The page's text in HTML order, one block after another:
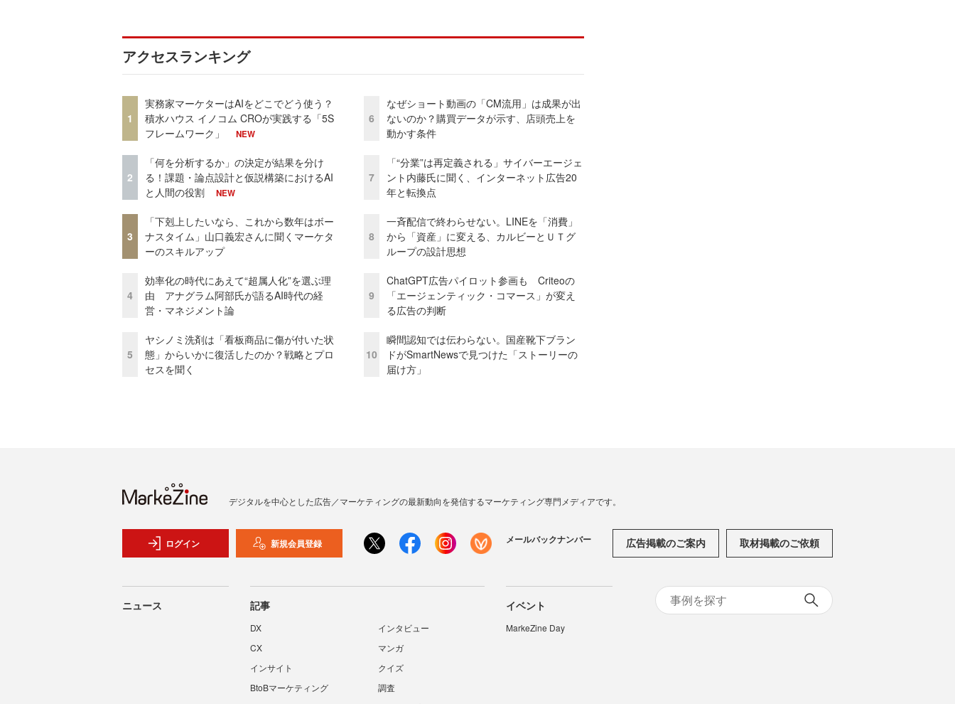
アクセスランキング
1
実務家マーケターはAIをどこでどう使う？
積水ハウス イノコム CROが実践する「5S
フレームワーク」
NEW
2
「何を分析するか」の決定が結果を分け
る！課題・論点設計と仮説構築におけるAI
と人間の役割
NEW
3
「下剋上したいなら、これから数年はボー
ナスタイム」山口義宏さんに聞くマーケタ
ーのスキルアップ
4
効率化の時代にあえて“超属人化”を選ぶ理
由 アナグラム阿部氏が語るAI時代の経
営・マネジメント論
5
ヤシノミ洗剤は「看板商品に傷が付いた状
態」からいかに復活したのか？戦略とプロ
セスを聞く
6
なぜショート動画の「CM流用」は成果が出
ないのか？購買データが示す、店頭売上を
動かす条件
7
「“分業”は再定義される」サイバーエージェ
ント内藤氏に聞く、インターネット広告20
年と転換点
8
一斉配信で終わらせない。LINEを「消費」
から「資産」に変える、カルビーとＵＴグ
ループの設計思想
9
ChatGPT広告パイロット参画も Criteoの
「エージェンティック・コマース」が変え
る広告の判断
10
瞬間認知では伝わらない。国産靴下ブラン
ドがSmartNewsで見つけた「ストーリーの
届け方」
デジタルを中心とした広告／マーケティングの最新動向を発信するマーケティング専門メディアです。
ログイン 新規会員登録 メールバックナンバー 広告掲載のご案内 取材掲載のご依頼
ニュース 記事
DX
インタビュー
CX
マンガ
インサイト
クイズ
BtoBマーケティング
調査
イベント
MarkeZine Day